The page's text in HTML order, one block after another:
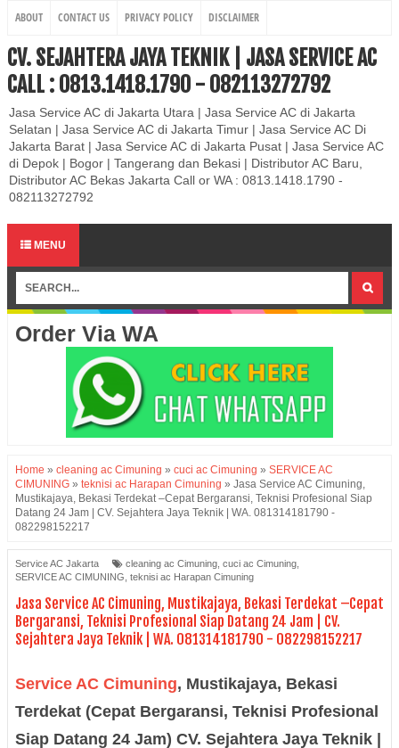
ABOUT CONTACT US PRIVACY POLICY DISCLAIMER
CV. SEJAHTERA JAYA TEKNIK | JASA SERVICE AC
CALL : 0813.1418.1790 - 082113272792
Jasa Service AC di Jakarta Utara | Jasa Service AC di Jakarta
Selatan | Jasa Service AC di Jakarta Timur | Jasa Service AC Di
Jakarta Barat | Jasa Service AC di Jakarta Pusat | Jasa Service AC
di Depok | Bogor | Tangerang dan Bekasi | Distributor AC Baru,
Distributor AC Bekas Jakarta Call or WA : 0813.1418.1790 -
082113272792
MENU
Order Via WA
Home » cleaning ac Cimuning » cuci ac Cimuning » SERVICE AC
CIMUNING » teknisi ac Harapan Cimuning » Jasa Service AC Cimuning,
Mustikajaya, Bekasi Terdekat –Cepat Bergaransi, Teknisi Profesional Siap
Datang 24 Jam | CV. Sejahtera Jaya Teknik | WA. 081314181790 -
082298152217
Service AC Jakarta cleaning ac Cimuning cuci ac Cimuning
SERVICE AC CIMUNING teknisi ac Harapan Cimuning
Jasa Service AC Cimuning, Mustikajaya, Bekasi Terdekat –Cepat
Bergaransi, Teknisi Profesional Siap Datang 24 Jam | CV.
Sejahtera Jaya Teknik | WA. 081314181790 - 082298152217
Service AC Cimuning, Mustikajaya, Bekasi
Terdekat (Cepat Bergaransi, Teknisi Profesional
Siap Datang 24 Jam) CV. Sejahtera Jaya Teknik |